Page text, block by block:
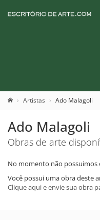
Artistas Ado Malagoli
Ado Malagoli
Obras de arte
No momento não possuimos
Você possui uma obra deste
Clique aqui e envie sua obra